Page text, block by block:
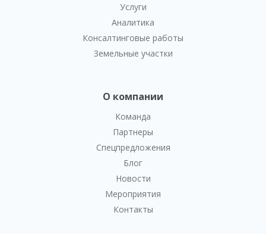
Услуги
Аналитика
Консалтинговые работы
Земельные участки
О компании
Команда
Партнеры
Спецпредложения
Блог
Новости
Мероприятия
Контакты